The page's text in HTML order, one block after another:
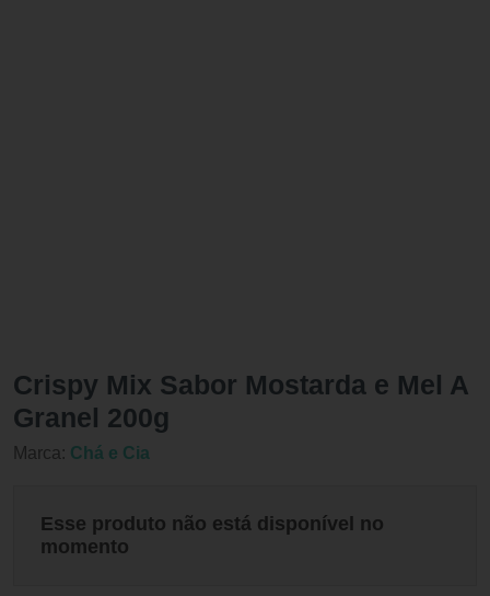
Crispy Mix Sabor Mostarda e Mel A
Granel 200g
Marca: Chá e Cia
Esse produto não está disponível no
momento